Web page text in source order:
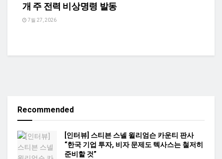
개 주 전력 비상명령 발동
7월 27, 2026
Recommended
[인터뷰] 스티븐 스넬 윌리엄슨 카운티 판사
“한국 기업 투자, 비자 문제도 텍사스는 철저히
준비할 것”